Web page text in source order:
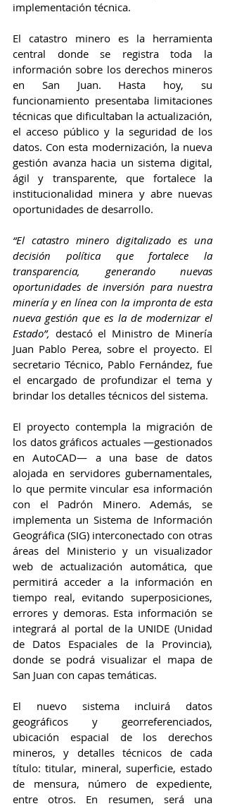
El catastro minero es la herramienta
central donde se registra toda la
información sobre los derechos mineros
en San Juan. Hasta hoy, su
funcionamiento presentaba limitaciones
técnicas que dificultaban la actualización,
el acceso público y la seguridad de los
datos. Con esta modernización, la nueva
gestión avanza hacia un sistema digital,
ágil y transparente, que fortalece la
institucionalidad minera y abre nuevas
oportunidades de desarrollo.
“El catastro minero digitalizado es una
decisión política que fortalece la
transparencia, generando nuevas
oportunidades de inversión para nuestra
minería y en línea con la impronta de esta
nueva gestión que es la de modernizar el
Estado”, destacó el Ministro de Minería
Juan Pablo Perea, sobre el proyecto. El
secretario Técnico, Pablo Fernández, fue
el encargado de profundizar el tema y
brindar los detalles técnicos del sistema.
El proyecto contempla la migración de
los datos gráficos actuales —gestionados
en AutoCAD— a una base de datos
alojada en servidores gubernamentales,
lo que permite vincular esa información
con el Padrón Minero. Además, se
implementa un Sistema de Información
Geográfica (SIG) interconectado con otras
áreas del Ministerio y un visualizador
web de actualización automática, que
permitirá acceder a la información en
tiempo real, evitando superposiciones,
errores y demoras. Esta información se
integrará al portal de la UNIDE (Unidad
de Datos Espaciales de la Provincia),
donde se podrá visualizar el mapa de
San Juan con capas temáticas.
El nuevo sistema incluirá datos
geográficos y georreferenciados,
ubicación espacial de los derechos
mineros, y detalles técnicos de cada
título: titular, mineral, superficie, estado
de mensura, número de expediente,
entre otros. En resumen, será una